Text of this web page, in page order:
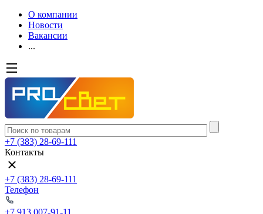
О компании
Новости
Вакансии
...
+7 (383) 28-69-111
Контакты
+7 (383) 28-69-111
Телефон
+7 913 007-91-11